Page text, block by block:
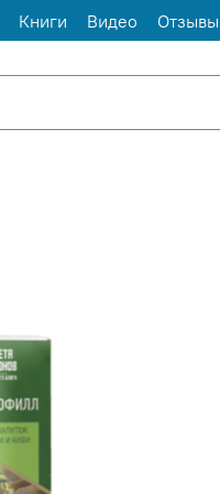
Книги Видео Отзывы